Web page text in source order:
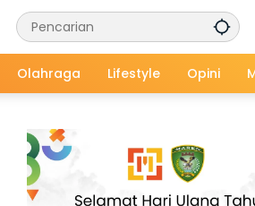
Olahraga Lifestyle Opini